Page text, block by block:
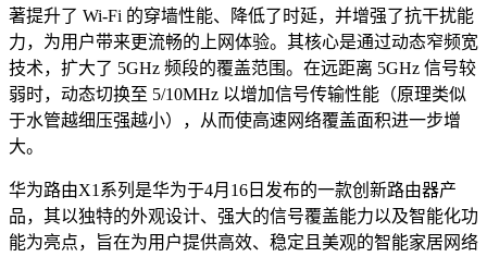
著提升了 Wi-Fi 的穿墙性能、降低了时延，并增强了抗干扰能
力，为用户带来更流畅的上网体验。其核心是通过动态窄频宽
技术，扩大了 5GHz 频段的覆盖范围。在远距离 5GHz 信号较
弱时，动态切换至 5/10MHz 以增加信号传输性能（原理类似
于水管越细压强越小），从而使高速网络覆盖面积进一步增
大。
华为路由X1系列是华为于4月16日发布的一款创新路由器产
品，其以独特的外观设计、强大的信号覆盖能力以及智能化功
能为亮点，旨在为用户提供高效、稳定且美观的智能家居网络